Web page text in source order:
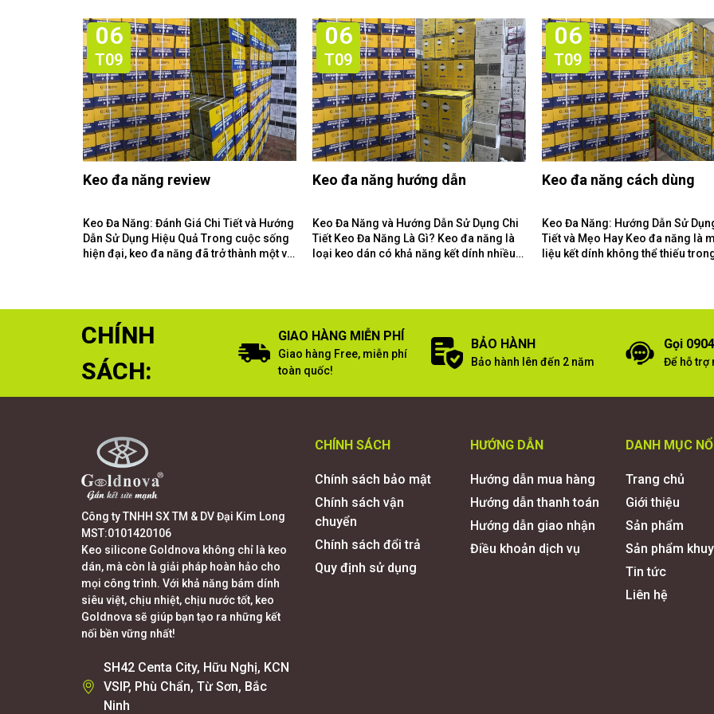
06
T09
Keo đa năng review
Keo Đa Năng: Đánh Giá Chi Tiết và Hướng
Dẫn Sử Dụng Hiệu Quả Trong cuộc sống
hiện đại, keo đa năng đã trở thành một vật
06
T09
Keo đa năng hướng dẫn
Keo Đa Năng và Hướng Dẫn Sử Dụng Chi
Tiết Keo Đa Năng Là Gì? Keo đa năng là
loại keo dán có khả năng kết dính nhiều
06
T09
Keo đa năng cách dùng
Keo Đa Năng: Hướng Dẫn Sử
Tiết và Mẹo Hay Keo đa năng là một vật
liệu kết dính không thể thiếu
CHÍNH
SÁCH:
GIAO HÀNG MIỄN PHÍ
Giao hàng Free, miễn phí
toàn quốc!
BẢO HÀNH
Bảo hành lên đến 2 năm
Gọi
Để hỗ trợ
Công ty TNHH SX TM & DV Đại Kim Long
MST:0101420106
Keo silicone Goldnova không chỉ là keo
dán, mà còn là giải pháp hoàn hảo cho
mọi công trình. Với khả năng bám dính
siêu việt, chịu nhiệt, chịu nước tốt, keo
Goldnova sẽ giúp bạn tạo ra những kết
nối bền vững nhất!
SH42 Centa City, Hữu Nghị, KCN
VSIP, Phù Chẩn, Từ Sơn, Bắc
Ninh
CHÍNH SÁCH
Chính sách bảo mật
Chính sách vận
chuyển
Chính sách đổi trả
Quy định sử dụng
HƯỚNG DẪN
Hướng dẫn mua hàng
Hướng dẫn thanh toán
Hướng dẫn giao nhận
Điều khoản dịch vụ
DANH MỤC
Trang chủ
Giới thiệu
Sản phẩm
Sản phẩm
Tin tức
Liên hệ